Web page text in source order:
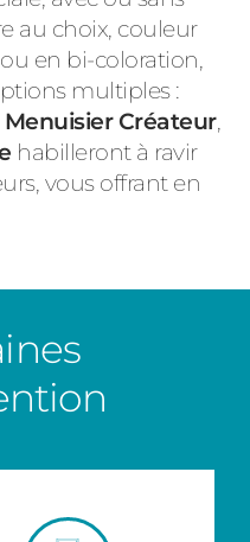
au choix, couleur
en bi-coloration,
multiples :
Créateur,
habilleront à ravir
vous offrant en